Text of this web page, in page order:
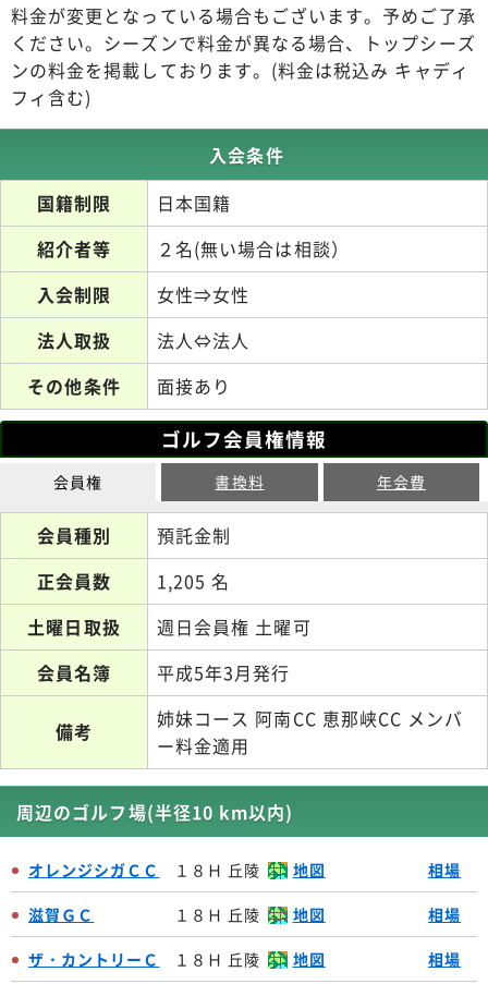
料金が変更となっている場合もございます。予めご了承
ください。シーズンで料金が異なる場合、トップシーズ
ンの料金を掲載しております。(料金は税込み キャディ
フィ含む)
入会条件
国籍制限
日本国籍
紹介者等
２名(無い場合は相談）
入会制限
女性⇒女性
法人取扱
法人⇔法人
その他条件
面接あり
ゴルフ会員権情報
会員権 書換料 年会費
会員種別
預託金制
正会員数
1,205 名
土曜日取扱
週日会員権 土曜可
会員名簿
平成5年3月発行
備考
姉妹コース 阿南CC 恵那峡CC メンバ
ー料金適用
周辺のゴルフ場(半径10 km以内)
オレンジシガＣＣ １８Ｈ 丘陵 地図 相場
滋賀ＧＣ １８Ｈ 丘陵 地図 相場
ザ・カントリーＣ １８Ｈ 丘陵 地図 相場